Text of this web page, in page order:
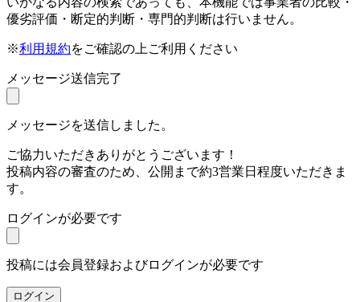
優劣評価・断定的判断・専門的判断は行いません。
※利用規約をご確認の上ご利用ください
メッセージ送信完了
メッセージを送信しました。
ご協力いただきありがとうございます！
投稿内容の審査のため、公開まで約3営業日程度いただきま
す。
ログインが必要です
投稿には会員登録およびログインが必要です
ログイン